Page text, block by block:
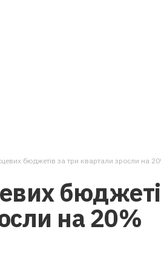
бюджетів за три квартали зросли на
на 20%